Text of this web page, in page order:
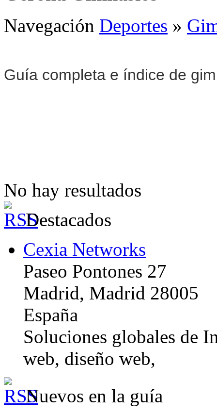
Navegación Deportes »
Guía completa e índice de
No hay resultados
Destacados
Cexia Networks
Paseo Pontones 27
Madrid, Madrid 28005
España
Soluciones globales de
web, diseño web,
Nuevos en la guía